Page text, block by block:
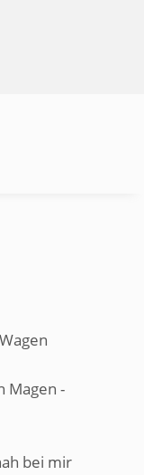
Magen -
bei mir